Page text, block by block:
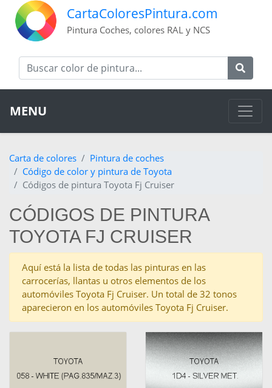
CartaColoresPintura.com
Pintura Coches, colores RAL y NCS
MENU
Carta de colores
Pintura de coches
Código de color y pintura de Toyota
Códigos de pintura Toyota Fj Cruiser
CÓDIGOS DE PINTURA
TOYOTA FJ CRUISER
Aquí está la lista de todas las pinturas en las
carrocerías, llantas u otros elementos de los
automóviles Toyota Fj Cruiser. Un total de 32 tonos
aparecieron en los automóviles Toyota Fj Cruiser.